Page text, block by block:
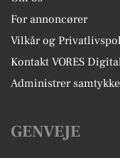
For annoncører
Vilkår og
Kontakt VORES
Administrer samtykke
GENVEJE